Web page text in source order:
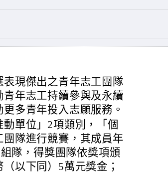
現傑出之青年志工團隊
年志工持續參與及永續
多青年投入志願服務。
單位」2項類別，「個
隊進行競賽，其成員年
隊，得獎團隊依獎項頒
以下同）5萬元獎金；